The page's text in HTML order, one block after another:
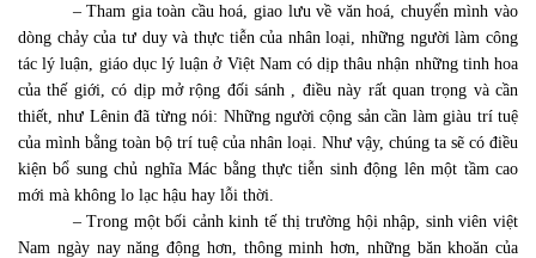
– Tham gia toàn cầu hoá, giao lưu về văn hoá, chuyển mình vào
dòng chảy của tư duy và thực tiễn của nhân loại, những người làm công
tác lý luận, giáo dục lý luận ở Việt Nam có dịp thâu nhận những tinh hoa
của thế giới, có dịp mở rộng đối sánh , điều này rất quan trọng và cần
thiết, như Lênin đã từng nói: Những người cộng sản cần làm giàu trí tuệ
của mình bằng toàn bộ trí tuệ của nhân loại. Như vậy, chúng ta sẽ có điều
kiện bổ sung chủ nghĩa Mác bằng thực tiễn sinh động lên một tầm cao
mới mà không lo lạc hậu hay lỗi thời.
– Trong một bối cảnh kinh tế thị trường hội nhập, sinh viên việt
Nam ngày nay năng động hơn, thông minh hơn, những băn khoăn của